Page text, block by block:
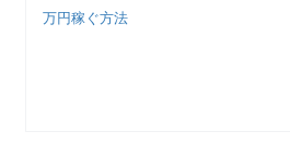
万円稼ぐ方法